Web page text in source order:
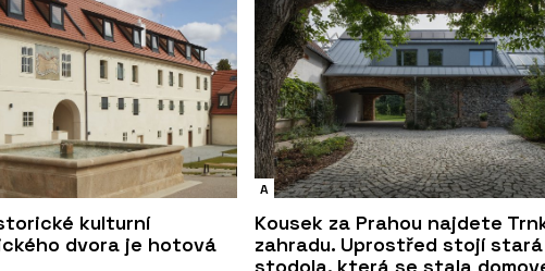
kulturní
dvora je hotová
A
Kousek za Prahou najdete
zahradu. Uprostřed stojí